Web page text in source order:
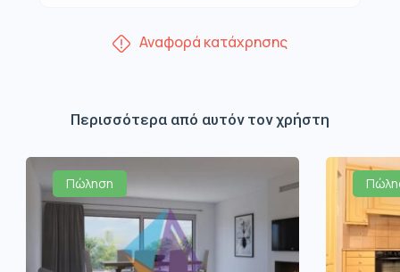
Αναφορά κατάχρησης
Περισσότερα από αυτόν τον χρήστη
Πώληση